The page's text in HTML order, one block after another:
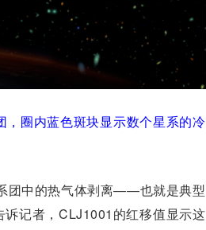
圈内蓝色斑块显示数个星系的冷
团中的热气体剥离——也就是典型
诉记者，CLJ1001的红移值显示这